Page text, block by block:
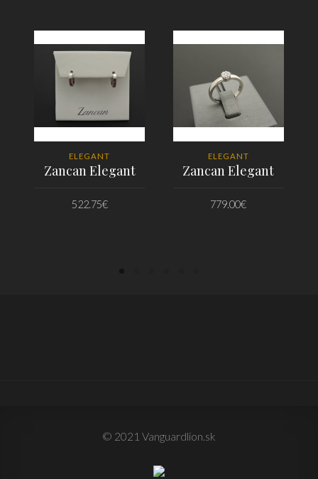
ELEGANT
Zancan Elegant
522.75€
ELEGANT
Zancan Elegant
779.00€
© 2021 Vanguardlion.sk